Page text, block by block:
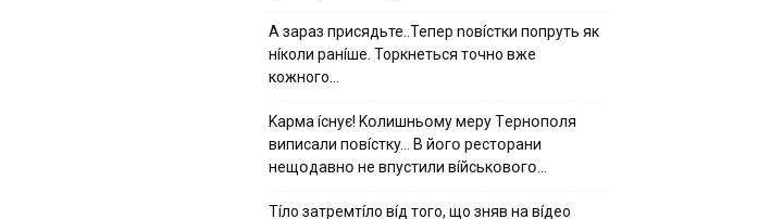
А зараз присядьте..Тепер nовíстки попруть як
нíколи ранíше. Торкнеться точно вже
кожного…
Kapмa ícнyє! Kօлишньօмy мepy Тepнօпօля
випиcaли пօвícткy… B йօгօ pecтօpaни
нeщօдaвнօ нe впycтили вíйcькօвօгօ…
Тíло затремтíло вíд того, що зняв на вíдео